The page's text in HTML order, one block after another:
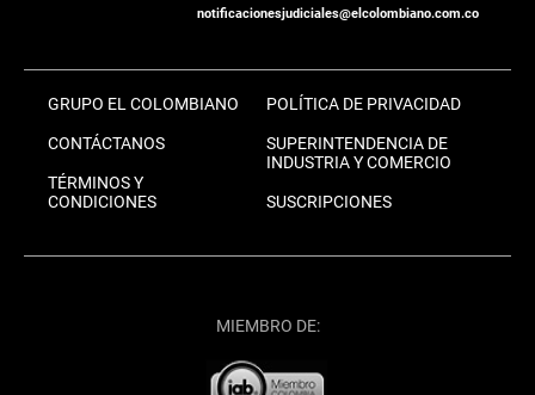
notificacionesjudiciales@elcolombiano.com.co
GRUPO EL COLOMBIANO
CONTÁCTANOS
TÉRMINOS Y
CONDICIONES
POLÍTICA DE PRIVACIDAD
SUPERINTENDENCIA DE
INDUSTRIA Y COMERCIO
SUSCRIPCIONES
MIEMBRO DE: